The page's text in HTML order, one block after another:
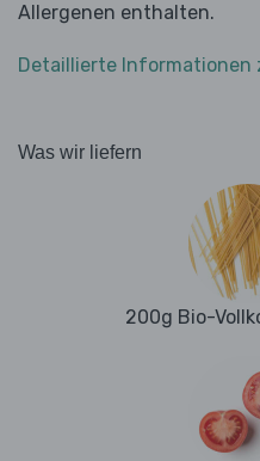
Allergenen enthalten.
Detaillierte Informationen
Was wir liefern
200g Bio-